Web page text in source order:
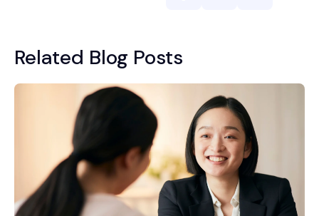
Related Blog Posts